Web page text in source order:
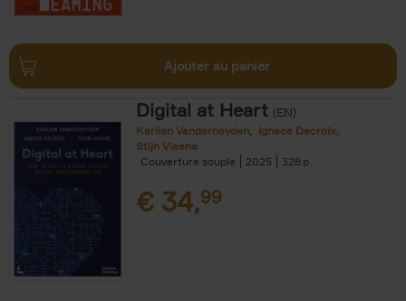
Ajouter au panier
Digital at Heart (EN)
Karlien Vanderheyden
Ignace Decroix
Stijn Viaene
Couverture souple
2025 328
€ 34,99